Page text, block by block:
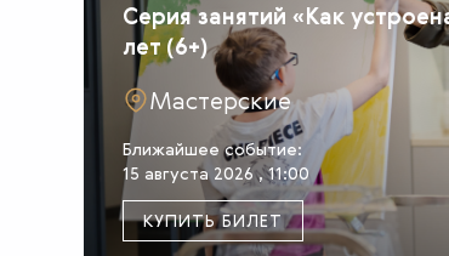
Серия занятий «Как
лет (6+)
Мастерские
Ближайшее событие:
15 августа 2026 , 11:00
КУПИТЬ БИЛЕТ